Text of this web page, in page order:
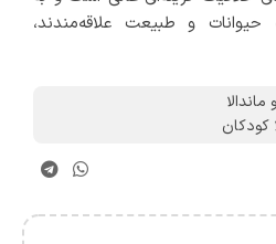
حیوانات و طبیعت علاقه‌مندند،
کودکان